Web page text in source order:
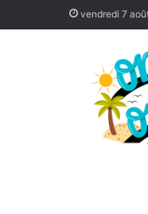
vendredi 7